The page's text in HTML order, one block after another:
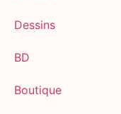
Dessins
BD
Boutique